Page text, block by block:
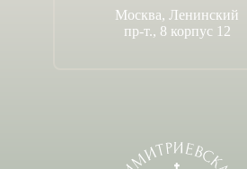
Москва, Ленинский
пр-т., 8 корпус 12